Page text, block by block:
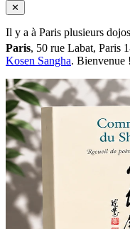
✕
Il y a à Paris plusieurs
Paris, 50 rue Labat, Paris
Kosen Sangha. Bienvenue !